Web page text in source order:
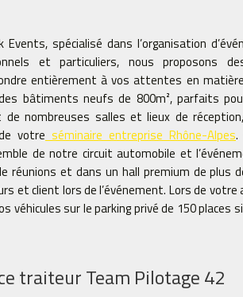
spécialisé dans l’organisation
et particuliers, nous proposons
entièrement à vos attentes en
bâtiments neufs de 800m², parfaits
de nombreuses salles et lieux de
votre séminaire entreprise Rhône-Alpes.
de notre circuit automobile et
réunions et dans un hall premium de plus
et client lors de l’événement. Lors de votre
véhicules sur le parking privé de 150 places
traiteur Team Pilotage 42